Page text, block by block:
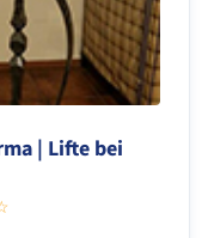
| Lifte bei